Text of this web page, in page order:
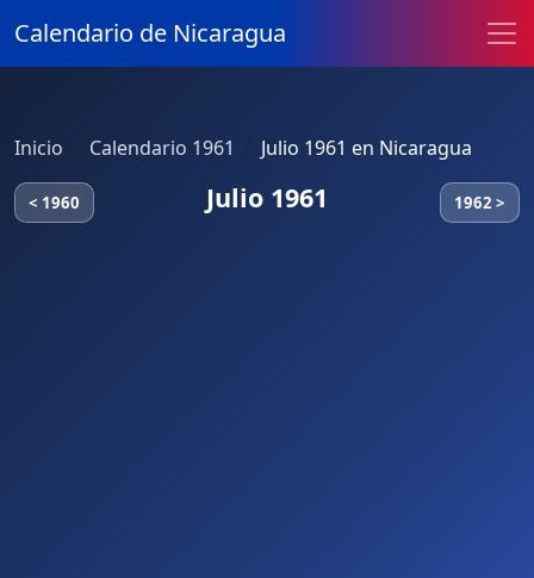
Calendario de Nicaragua
Inicio Calendario 1961 Julio 1961 en Nicaragua
< 1960 Julio 1961 1962 >